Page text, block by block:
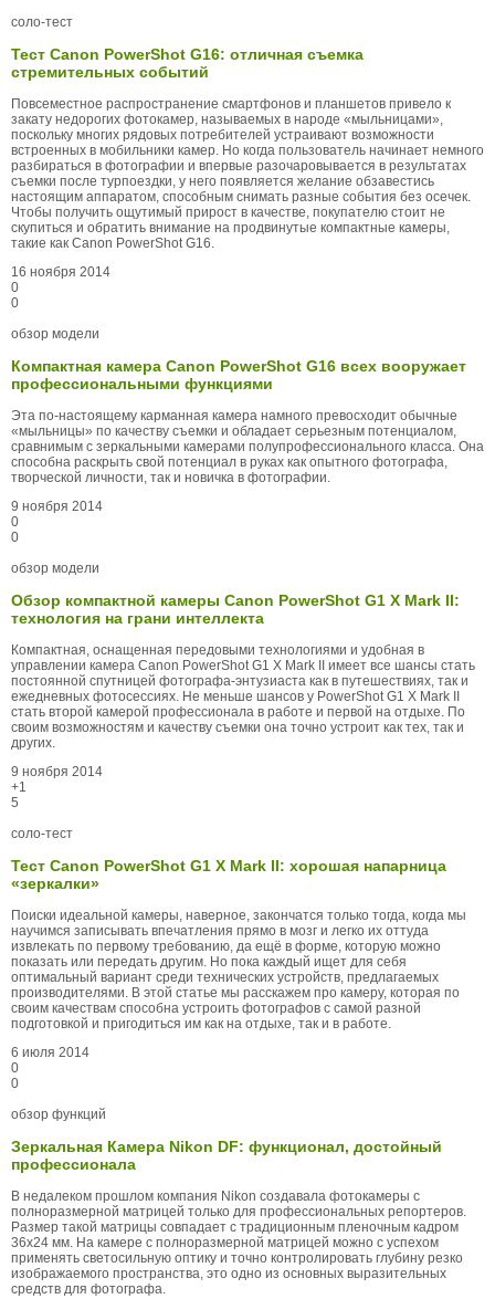
соло-тест
Тест Canon PowerShot G16: отличная съемка
стремительных событий
Повсеместное распространение смартфонов и планшетов привело к
закату недорогих фотокамер, называемых в народе «мыльницами»,
поскольку многих рядовых потребителей устраивают возможности
встроенных в мобильники камер. Но когда пользователь начинает немного
разбираться в фотографии и впервые разочаровывается в результатах
съемки после турпоездки, у него появляется желание обзавестись
настоящим аппаратом, способным снимать разные события без осечек.
Чтобы получить ощутимый прирост в качестве, покупателю стоит не
скупиться и обратить внимание на продвинутые компактные камеры,
такие как Canon PowerShot G16.
16 ноября 2014
0
0
обзор модели
Компактная камера Canon PowerShot G16 всех вооружает
профессиональными функциями
Эта по-настоящему карманная камера намного превосходит обычные
«мыльницы» по качеству съемки и обладает серьезным потенциалом,
сравнимым с зеркальными камерами полупрофессионального класса. Она
способна раскрыть свой потенциал в руках как опытного фотографа,
творческой личности, так и новичка в фотографии.
9 ноября 2014
0
0
обзор модели
Обзор компактной камеры Canon PowerShot G1 X Mark II:
технология на грани интеллекта
Компактная, оснащенная передовыми технологиями и удобная в
управлении камера Canon PowerShot G1 X Mark II имеет все шансы стать
постоянной спутницей фотографа-энтузиаста как в путешествиях, так и
ежедневных фотосессиях. Не меньше шансов у PowerShot G1 X Mark II
стать второй камерой профессионала в работе и первой на отдыхе. По
своим возможностям и качеству съемки она точно устроит как тех, так и
других.
9 ноября 2014
+1
5
соло-тест
Тест Canon PowerShot G1 X Mark II: хорошая напарница
«зеркалки»
Поиски идеальной камеры, наверное, закончатся только тогда, когда мы
научимся записывать впечатления прямо в мозг и легко их оттуда
извлекать по первому требованию, да ещё в форме, которую можно
показать или передать другим. Но пока каждый ищет для себя
оптимальный вариант среди технических устройств, предлагаемых
производителями. В этой статье мы расскажем про камеру, которая по
своим качествам способна устроить фотографов с самой разной
подготовкой и пригодиться им как на отдыхе, так и в работе.
6 июля 2014
0
0
обзор функций
Зеркальная Камера Nikon DF: функционал, достойный
профессионала
В недалеком прошлом компания Nikon создавала фотокамеры с
полноразмерной матрицей только для профессиональных репортеров.
Размер такой матрицы совпадает с традиционным пленочным кадром
36х24 мм. На камере с полноразмерной матрицей можно с успехом
применять светосильную оптику и точно контролировать глубину резко
изображаемого пространства, это одно из основных выразительных
средств для фотографа.